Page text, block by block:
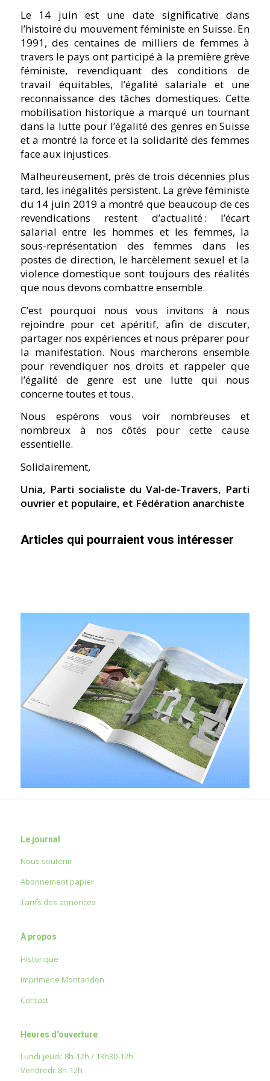
Le 14 juin est une date significative dans
l’histoire du mouvement féministe en Suisse. En
1991, des centaines de milliers de femmes à
travers le pays ont participé à la première grève
féministe, revendiquant des conditions de
travail équitables, l’égalité salariale et une
reconnaissance des tâches domestiques. Cette
mobilisation historique a marqué un tournant
dans la lutte pour l’égalité des genres en Suisse
et a montré la force et la solidarité des femmes
face aux injustices.
Malheureusement, près de trois décennies plus
tard, les inégalités persistent. La grève féministe
du 14 juin 2019 a montré que beaucoup de ces
revendications restent d’actualité : l’écart
salarial entre les hommes et les femmes, la
sous-représentation des femmes dans les
postes de direction, le harcèlement sexuel et la
violence domestique sont toujours des réalités
que nous devons combattre ensemble.
C’est pourquoi nous vous invitons à nous
rejoindre pour cet apéritif, afin de discuter,
partager nos expériences et nous préparer pour
la manifestation. Nous marcherons ensemble
pour revendiquer nos droits et rappeler que
l’égalité de genre est une lutte qui nous
concerne toutes et tous.
Nous espérons vous voir nombreuses et
nombreux à nos côtés pour cette cause
essentielle.
Solidairement,
Unia, Parti socialiste du Val-de-Travers, Parti
ouvrier et populaire, et Fédération anarchiste
Articles qui pourraient vous intéresser
Le journal
Nous soutenir
Abonnement papier
Tarifs des annonces
À propos
Historique
Imprimerie Montandon
Contact
Heures d’ouverture
Lundi-jeudi: 8h-12h / 13h30-17h
Vendredi: 8h-12h